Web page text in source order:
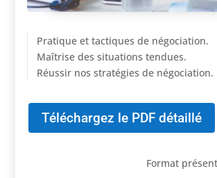
Pratique et tactiques de négociation.
Maîtrise des situations tendues.
Réussir nos stratégies de négociation.
Téléchargez le PDF détaillé
Format